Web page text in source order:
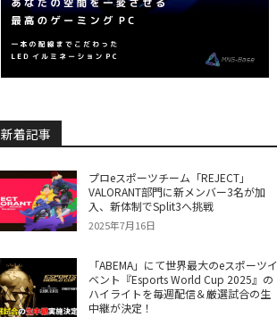
新着記事
プロeスポーツチーム「REJECT」
VALORANT部門に新メンバー3名が加
入、新体制でSplit3へ挑戦
2025年7月16日
「ABEMA」にて世界最大のeスポーツイ
ベント『Esports World Cup 2025』の
ハイライトを毎週配信＆厳選試合の生
中継が決定！